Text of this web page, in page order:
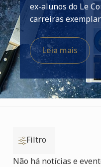
ex-alunos do Le
carreiras
Leia mais
Filtro
Não há notícias e